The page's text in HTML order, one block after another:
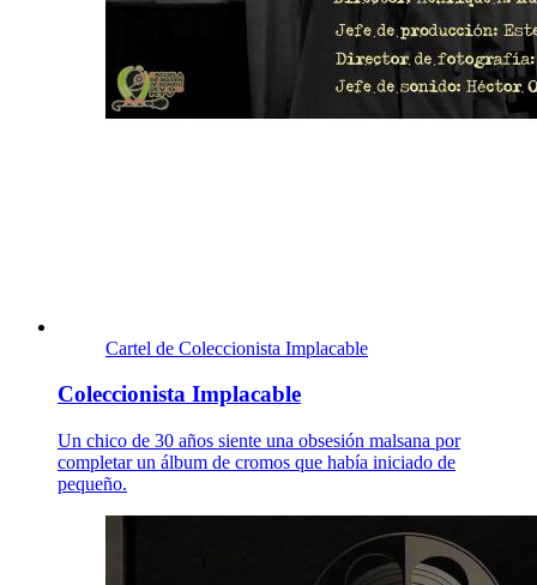
Cartel de Coleccionista Implacable
Coleccionista Implacable
Un chico de 30 años siente una obsesión malsana por
completar un álbum de cromos que había iniciado de
pequeño.